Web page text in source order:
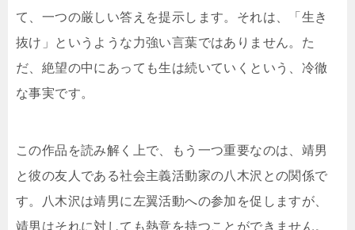
て、一つの厳しい答えを提示します。それは、「生き
抜け」というような力強い言葉ではありません。た
だ、絶望の中にあっても生は続いていくという、冷徹
な事実です。
この作品を読み解く上で、もう一つ重要なのは、靖男
と彼の友人である社会主義活動家の八木沢との関係で
す。八木沢は靖男に左翼活動への参加を促しますが、
靖男はそれに対しても熱意を持つことができません。